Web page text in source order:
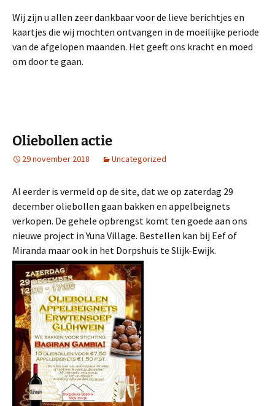
Wij zijn u allen zeer dankbaar voor de lieve berichtjes en
kaartjes die wij mochten ontvangen in de moeilijke periode
van de afgelopen maanden. Het geeft ons kracht en moed
om door te gaan.
Oliebollen actie
29 november 2018 Uncategorized
Al eerder is vermeld op de site, dat we op zaterdag 29
december oliebollen gaan bakken en appelbeignets
verkopen. De gehele opbrengst komt ten goede aan ons
nieuwe project in Yuna Village. Bestellen kan bij Eef of
Miranda maar ook in het Dorpshuis te Slijk-Ewijk.